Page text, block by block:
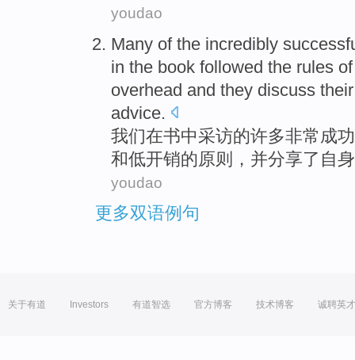
youdao
Many ofthe incredibly
in the book followed the rules of
overhead and they discuss
advice.
我们在书中采访的许多非常 成功
和低开销的 原则 ， 并分享了 自身
youdao
更多双语例句
关于有道 Investors 有道智选 官方博客 技术博客 诚聘英才